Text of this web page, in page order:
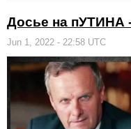
Досье на пУТИНА
Jun 1, 2022 - 22:58 UTC